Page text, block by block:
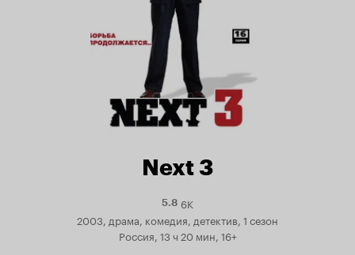
Next 3
5.8Рейтинг
5.8
6K
2003, драма, комедия, детектив, 1 сезон
Россия, 13 ч 20 мин, 16+